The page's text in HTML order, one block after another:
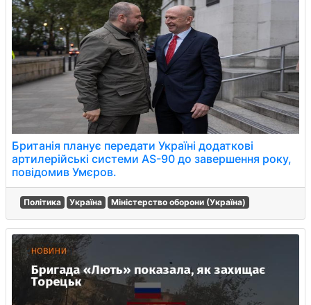
Британія планує передати Україні додаткові
артилерійські системи AS-90 до завершення року,
повідомив Умєров.
Політика Україна Міністерство оборони (Україна)